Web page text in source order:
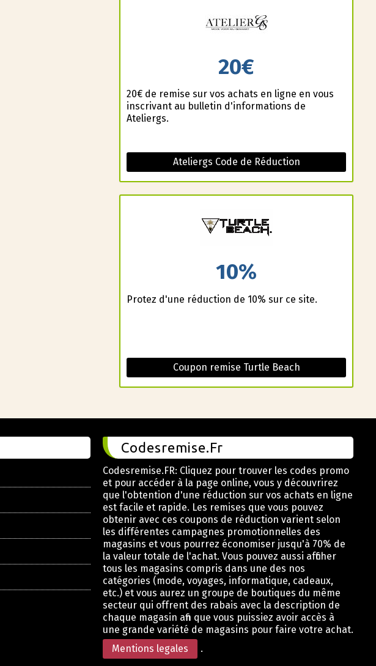
20€
20€ de remise sur vos achats en ligne en vous
inscrivant au bulletin d'informations de
Ateliergs.
Ateliergs Code de Réduction
10%
Profitez d'une réduction de 10% sur ce site.
Coupon remise Turtle Beach
Codesremise.Fr
Codesremise.FR: Cliquez pour trouver les codes promo
et pour accéder à la page online, vous y découvrirez
que l'obtention d'une réduction sur vos achats en ligne
est facile et rapide. Les remises que vous pouvez
obtenir avec ces coupons de réduction varient selon
les différentes campagnes promotionnelles des
magasins et vous pourrez économiser jusqu'à 70% de
la valeur totale de l'achat. Vous pouvez aussi afficher
tous les magasins compris dans une des nos
catégories (mode, voyages, informatique, cadeaux,
etc.) et vous aurez un groupe de boutiques du même
secteur qui offrent des rabais avec la description de
chaque magasin afin que vous puissiez avoir accès à
une grande variété de magasins pour faire votre achat.
Mentions legales
.